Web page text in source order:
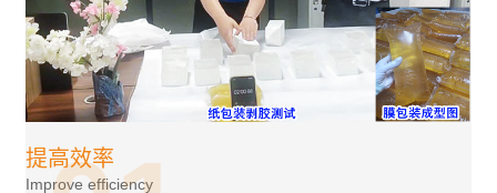
提高效率
Improve efficiency